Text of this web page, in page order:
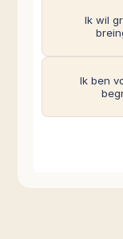
Ik wil
Ik ben